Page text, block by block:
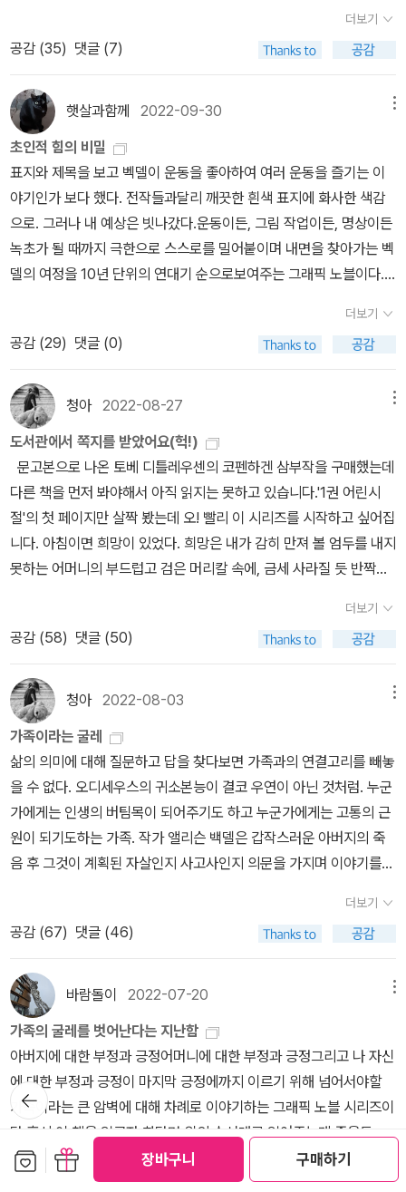
장바구니 구매하기
가 그리 길지 않음에도 서양 sf에 뒤지지 않는다는 점에서, 또 서양 sf
와는 다른 독자적인 성격을 갖고 있다는 점에서 인상적이었다. 1권은
중국의 역사, 특히 문화대혁명에 대해 다루고 있어 흥미로웠고 2권은
플롯과 스토리가 탄탄한 독립적인 소설로 봐도 무리가 없다. 2025년
시작해서 3권도 이미 읽었는데, 3권은 상상력의 한계를 뛰어넘고 또
뛰어넘는, 그럼에도 불구하고 과학적 논리와 근거가 (현대 물리학이
나 우주에 대한 지식이 많지는 않은 내가 보기에는) 탄탄하여 요즘 흔
치 않은 하드 sf로 손색이 없다고 생각한다. 시리즈임에도 각 권의 특
징이 달라 이런 점에서도 완성도가 높다고 느꼈다. 마지막 한 권은 정
아은 작가의 <전두환의 마지막 33년>이다. 이 책은 한국현대사에 대
한 지식을 정리해줬다는 점에서 유용했다. 그렇지만 이 책이 전두환
기술하며 그가 했던 일들에 맥락을 부여하는 데 지면을 많이 할애하
고 있어서, 그 사람의 내면을 내가 이렇게까지 자세하게 이해해야 하
나, 역사속의 한 인간이 아닌 괴물로 생각하고 싶다- 라는 생각도 했
었다. 그리고 그가 권력을 잃은 후 어떤 처분을 받았는가의 과정을 읽
는 것은 괴로운 일이었다. 그러나 2024년 12월에 일어난 일들을 보
니 영화 <서울의 봄>을 본 것처럼 이 책을 읽은 것도 나에게 한 번의
예행연습이었다는 생각이 들었고 새삼 고마웠다. 애정하는 작가님이
새 책을 준비하고 있었는데 갑작스레 사고사로 사망했다는 소식을 떠
나오기 직전 접했다. 충격적인 일이었고 자연스레 떠오르는 생각들이
있었지만 확인할 수 있는 것은 없기에 언젠가 출간될 유고작을 응원
하면서 기다리려고 한다.
그래서 방학동안 큰 딸도 이 영화를 패드로 볼 수 있었고 나도 틈틈히
영화를 볼 수 있었다.김다미 배우의 발랄함은 익히 알고 있었지만 전
소니와 변우석 배우는 처음 본 것 같아 이 아이들은 역할을 잘 맡으면
좀 뜨겠구나! 생각하며 검색을 했더니 어라? 신인이 아녔다.특히 변
우석 남자 배우는 2016년 <디어 마이 프렌즈>드라마에 조연으로 나
왔다는데 누구로 나왔던 건지? 전혀 기억 나지 않았다. 암튼 다 보고
나니 막내가 왜 자꾸만 가슴을 부여 잡고 애달파 했는지 알 것 같았다.
그래서 그동안 영화 이야기를 하고 싶어 못견뎌한 막내를 위해 내가
보며 느꼈던 내용을 딸아! 앉아봐! 솰라 솰라~ 얘길 했는데 이 녀석이
영혼 없이 건성으로 ˝네. 네˝하며 자꾸만 자리를 뜨려 했다. 그래서 다
시 앉혀서 ˝그래서 말인데..이 영화는 엄마가 보기엔 안미소의 삶이
불쌍하단 거다......˝ 라고 얘길 한참 하고 있으니 녀석은 잠깐 아이컨
더라.˝너 지금 뭐하는 거야? 영화 얘기 하고 싶다매?˝물으니... ˝아,
엄마가 나와 영 다른 감수성 방향으로 이야기하고, 넘 길게 얘길 하니
까 조금 당황스럽네요.˝..............띵.....뭐야??????그러곤 각본집이
나온 것 같던데 대사를 좀 읽어보고 싶으니 사달란다........띵띵........
암튼 그래서 주문한 책이다.각본집은 <헤어질 결심>이후로 두 번째
로 산 책이다.그러고 보니 헤결 각본집 아직도 안 읽었네?그 영화 혼
자 보고 와선 가슴이 터질 것 같았었는데,혹시 딸도 <소울 메이트>가
그런 영화였던가?싶어 책과 스틸 사진 굿즈도 함께 주문했다.책탑 사
진을 찍으려고 책을 찾으니 각본집이 없다. 사진만 있고...딸이 학교에
소하게 오셀로 파우치 하나다.지난 번에 얼핏 보니 캠핑 의자가 눈에
띄어 그걸 주문하려 했었는데 주문할 때 상품이 뜨질 않았다. 품절됐
나 보다.굿즈 <흄세> 이번 시즌5 는 ‘할머니라는 세계‘ 주제다.그래
서 책의 색감이나 표지 그림이 은은한가 보다?!!어쨌거나 8월은 이렇
게 주문이 끝나간다.아...아니구나.내일은 어제 주문한 알라딘 커피와
책 한 권(배송료 때문에 할 수 없이 주문한)이 진짜 마지막으로 온다.
> 조앤 디디온 <베들레헴을 향해 웅크리다>앤 코에트 <버자이너 오
르가슴 신화 The Myth of the Virginal Orgasm> - 실려있는 건
저항하다케이트 밀렛 <성 정치학>에이드리언 리치 <우리 죽은 자들
이 깨어날 때>수전 손택 <급진적 의지의 스타일> - <포르노그래피
적 상상력>수전 손택 <우울한 열정> - <매혹적인 파시즘>수전 손택
<On Women> - 페미니즘 성향의 에세이 7개가 수록되어 있음 : <
여성의 제3세계>, <매혹적인 파시즘>, 잡지들과의 인터뷰 (에이드
리언 리치와 대화한 것도 있다고) 시그리드 누네즈 <우리가 사는 방
식> 토니 모리슨 <가장 푸른 눈>에리카 종 <비행 공포>리타 메이 브
라운 <루비 프루트 정글> 마거릿 애트우드 <신탁받은 여자 Lady O
자>앤 섹스턴 <밤엔 더 용감하지> <저는 이곳에 있지 않을 거예요>
6장 사변 시, 사변 소설에이드리언 리치 <문턱 너머 저편> - <난파
선으로 잠수하기> <공동 언어를 향한 소망> 에이드리언 리치 <공통
언어를 향한 꿈> - <스물 한 편의 사랑 시> 에이드리언 리치 <우리
죽은 자들이 깨어날 때> - <우리 죽은 자들이 깨어날 때> <강제적
이성애와 레즈비언 존재>제임스 팁트리 주니어 (앨리스 브래들리 셸
던) <체체파리의 비법> - <보이지 않는 여자들> <접속된 소녀> <
체체파리의 비법> <휴스턴, 휴스턴, 들리는가>조애나 러스 <여성 인
간 Female Man>어슐러 르 귄 <어둠의 왼손> <정복하지 않은 사람
들> (오디오북, 조애나 러스 외 <혁명하는 여자들>에 포함)에이드리
언 리치 <공통 언어를 향한 꿈> - <엘비라 샤타예브를 위한 환상곡>
7장 자매들, 연결과 상처글로리아 스타이넘 <남자가 월경을 한다면>
이더>맥신 홍 킹스턴 <여전사> 주디 시카고 <디너파티> Judy Chi
cago, The Dinner Party – Smarthistory 8장 정체성 정치앤드
리아 드워킨 <포르노그래피>게일 루빈 <일탈>캐서린 맥키넌 <포르
노에 도전한다>글루리아 안살두아 <국경 지대>로빈 모건 <자매애
는 전 지구적이다>가야트리 차크라보티 스피박 <서발턴은 말할 수
있는가?>에이드리언 리치 <우리 죽은 자들이 깨어날 때> - <뿌리에
서 갈라지다>에이드리언 리치 <문턱 너머 저편> - <난세의 지도>토
니 모리슨 <빌러비드> 9장 상아탑 벽장의 안과 밖수전 팔루디 <백
래시>이브 코소프스키 세지윅 <남자들끼리> <벽장의 인식론> 주디
슨 <짧은 이야기들> - <실비아 플라스에 대하여> 크리스 크라우스
<나는 딕을 사랑한다 I Love Dick> 도나 해러웨이 <사이보그 선언
문>영화 <위험한 정사> 위험한 정사 (1987) - 왓챠피디아 (watch
a.com) 10장 구세대와 신세대수전 손택 <타인의 고통> 앨리슨 벡
델 <펀 홈> <당신 엄마 맞아?> <주목해야 할 다이크들> 이브 엔슬
러 <버자이너 모놀로그> <아버지의 사과 편지> 마사 누스바움 <타
인에 대한 연민>수잔 스트라이커 <트랜스젠더의 역사>앤드리아 롱
추 <피메일스>매기 넬슨 <아르고호의 모험가들> 11장 부활 클로디
아 랭킨 <시민: 미국의 서정시 Citizen: An American Lyric>케라
워커 <사라지다, 어린 흑인 여성의 거무스름한 넓적다리와 가슴 사이
에서 발생한 남북전쟁 역사 로맨스> (1994)Kara Walker. Gone:
An Historical Romance of a Civil War as It Occurred b'twee
고 신경과 의사에 뛰어난 필력으로 수많은 사람들의 선망을 샀다. 그
런 그가 연애도 결혼도 하지 않고 장기간 싱글로 보내는 모습에 대해
사람들은 눈이 높다,고만 생각했을 것이다. 아무도 그의 실제 성적 지
향에 의구심을 가지지 않았다.그는 죽기 몇 년 전에야 세상을 향해 커
밍아웃을 했고 그건 그의 마지막이자 처음으로 진지하게 사귄 연인
빌 헤이스에 기댄 바가 크다. 더 놀라운 사실은 그의 진지한 연애는 대
학생 때가 마지막이었다고 한다. 그는 자신의 성적 지향에 대해 오랜
시간 함구했고 억눌렀다. 비교적 동성애에 관대하고 열린 곳이라 여
겨지는 서구권에서도 그런 고백은 대단히 어렵다는 것을 보여준다.
사실 그의 커밍아웃은 고등학교 시절 어머니에게 이루어진 적이 있
다. 그러나 그의 의사 어머니의 반응은 대단히 차가웠다. 심지어,'너는
이 세상에 태어나지 말았어야 돼.'라고 아들에게 말함으로써 아들이
거의 육십 년 동안 자신의 성정체성을 억압하고 사랑을 포기하게까지
가 감히 성소수자의 어려움과 소외감에 공감한다고 말할 수 있을까.
조금이라도 그게 가능하다면 그건 올리버 색스에 기댄 바가 크다. 백
인 남성, 의사, 영국인, 저명한 작가의 타이틀을 가지고도 고백할 수
없었던 자신의 진짜에 대한 이야기는 듣는 것만으로도 그 힘겨움이
전해져 온다. 오늘날 우리 사회에는 ,외모, 인종, 성별, 직업, 학벌 등
여러 차별과 서열화의 위계가 작동한다. 모든 기준을 충족하기란 거
의 불가능하다. 어느 누구나 차별 받고 소외될 수밖에 없는 구역이 있
다. 심지어 여러 부분에서 다층적인 측면에서 약자로 소외되는 사람
자신의 약점이 될 수 있는 부분을 노출하는 데에는 대단히 큰 용기가
필요하다. 존재성을 노출하는 데에는 그럼에도 사랑받고 지지 받을
거라는 무한 긍정의 믿음이 필요하고 그건 사소한 것이 아니다. 인간
의 서열화 본능, 주류에 대한 집착성을 생각한다면 그런 사회가 단기
간에 올 것같진 않다. '우리 가족은 완전 엉터리였다.' 앨리슨 백델의
가족의 남에게 드러난 정상성을 교묘하게 비틀어 고백하는 은밀한 서
사를 담은 그래픽 노블이다. 우아한 영어 교사이자 조부 때부터 소유
해온 장례식장의 상속자인 아버지, 배우인 어머니들과 두 명의 남동
생들. 겉으로 봐서는 미국의 평범한 중산층 가정이다. 아니, 오히려 저
마다 예술적 재능을 가진 예술가들로 이루어진 특별한 가족이다. 어
느 누구 하나 약물 중독자도 지속적인 폭력도 일탈도 없다. 앨리슨의
대학 시절, 아버지의 급작스런 죽음은 사고사 같기도 하고 자살 같기
의 죽음을 나름대로 애도하는 과정이다. 아버지가 죽기 전에 어머니
는 이혼을 청구했고 앨리슨은 레즈비언이라고 커밍아웃을 한다. 그러
나 이 두 일격은 아버지에 대한 진정한 타격이 아니었다. 아버지는 게
이였다. 자신의 성적 지향을 숨긴 채(아내는 눈치챘다.) 이성애자인
것처럼 가정을 꾸리고 아이들을 낳은 것이다. 그가 지향했던 그 모든
우아함, 예술, 문학에 대한 사랑과 집착은 세상에 드러난 자신의 성적
정체성의 뒤안길에 대한 강박적인 보완이었을지도 모른다. 아버지와
앨리슨은 어린 시절 그리 가깝지 않았다. 오히려 아버지는 딸에게 거
의 무관심했고 때로는 폭력적이기도 했다. 그러나 딸이 성장하며 이
부녀는 놀라운 교감의 지점에서 만나게 된다. 아버지는 앨리슨이 남
더보기
공감 (35) 댓글 (7)
햇살과함께 2022-09-30
초인적 힘의 비밀
표지와 제목을 보고 벡델이 운동을 좋아하여 여러 운동을 즐기는 이
야기인가 보다 했다. 전작들과달리 깨끗한 흰색 표지에 화사한 색감
으로. 그러나 내 예상은 빗나갔다.운동이든, 그림 작업이든, 명상이든
녹초가 될 때까지 극한으로 스스로를 밀어붙이며 내면을 찾아가는 벡
델의 여정을 10년 단위의 연대기 순으로보여주는 그래픽 노블이다.
이 동성애자였으나 평생 커밍아웃하지 못한 채 생을 마감한 아버지에
대한, 아버지와의관계에 대한 이야기라면, 두번째 책 <당신 엄마 맞
아?>는 동성애자인 남편과 평생 살아온 엄마에 대한, 벡델 자신의심
리상담과 어우러진 엄마와의 관계에 대한 이야기이다. 세번째 책인 <
초인적힘의 비밀>은 벡델 자신의 내면과 육체에 오롯이 중심을 둔 이
야기라는 면에서 차이가 있다.<초인적 힘의 비밀>이 그래픽 노블의
측면에서 두 권의 전작과 다른 점은, 전작은 흑백 바탕에 단색의 채색
(1편은 탁한 푸른 빛, 2년은 탁한 자주 빛)을 음영의 차이만으로 표현
하여 책의 색감 자체가 어둠 속에 웅크린 심리를 묘사한 것 같다면, 이
책은 알록달록한 화려한 채색으로 표현하여 내용의 무거움을 상쇄하
고 밝고 긍정적인 기운을 불어넣어준다. 내지를 보면 덱벨과 동성 결
혼한 배우자인 화가 홀리 래 테일러가 채색 협업을 했다고 언급되어
있다(이 책 마지막에 등장하는 연인이다). 벡델이 내면을 찾아가는 작
수 있는 글과 그림, 색채의 조화를 보여주는 것 같다.이 책도 전작들과
마찬가지로 여러 작가들이 언급되어 있다. <펀 홈>에서는 아버지가
좋아하는 작가들(제임스 조이스, 알베르 까뮈, 스콧 피츠제럴드, 마르
셀푸르스트, 오스카 와일드 등)과 그들의 책이, <당신 엄마 맞아?>에
서는 벡델이 자신을 알아가기 위해읽는 정신분석 관련 책들과 버지니
아 울프, 실비아 플라즈, 에이드리언리치, 베티 프리단 등 여성작가 책
이 연결되어 있다. <초인적힘의 비밀>에는 윌리엄 워즈워스와 여동
생 도로시 월즈워스와 새무얼 테일러 콜리지의 관계(얼마 전에 읽은
슨과 마거릿 풀러(수전 손택의 희곡, <앨리스, 깨어나지 않는 영혼>
에 나온 반가운 이름)의 관계, 잭 케루악과 윌리엄 버로스 등의 우정
인듯, 우정을 초월한 듯한 관계들이 언급되어 있다. 이들의관계에 대
해서는 벡델이 말하고자 하는 부분이 정확히 이해가 되지는 않는데,
관련 책을 좀 더 읽어봐야하겠다.벡델은 운동으로 마치 스스로에게
벌을 주는 것 같다. 무엇이 이렇게 벡델을 극한으로몰아가는 것일까.
벡델은 내면을 단순하게 만들기 위해 육체를 지치게 하는 것일까.벡
델은 “끝까지 밀어붙이지 않으면 어떻게 될까?무슨 일이 일어날 것
같아?”라고 묻는 연인에게 “어… 나…는 존재할 가치가 없다?”라고
망설이며 말한다.그러나, 점차 깨닫는다. ‘인생을변화시킨다는 것. 변
화는 앞으로 나가간다는 뜻이고, 앞으로나아간다는 것 본질적으로 한
곳을 향하지. 무덤.’이라고'초월할 것은 초월할 것이 있다는 생각 뿐이
더보기
공감 (29) 댓글 (0)
청아2022-08-27
도서관에서 쪽지를 받았어요(헉!)
문고본으로 나온 토베 디틀레우센의 코펜하겐 삼부작을 구매했는데
다른 책을 먼저 봐야해서 아직 읽지는 못하고 있습니다.'1권 어린시
절'의 첫 페이지만 살짝 봤는데 오! 빨리 이 시리즈를 시작하고 싶어집
니다. 아침이면 희망이 있었다. 희망은 내가 감히 만져 볼 엄두를 내지
못하는 어머니의 부드럽고 검은 머리칼 속에, 금세 사라질 듯 반짝이
서'가 떠오르기도 하는 문장입니다. 3권 동시구매해야 북마크를 준다
고 해서 그렇게 했죠. 북마크는 소중하니까요~* 북마크 디자인은 책
표지랑 비슷합니다. 도서관에 다녀왔는데 한 남성으로부터 쪽지를 받
았습니다. 후...얼마만인지...(응?) 며칠전 나무님 서재에서 구경한 '예
술가의 서재'란 책을 보고 싶어서 갔는데요, 나무님이 말씀하신 것처
럼 책이 크고 무게도 꽤 나가더라구요. 서재사진 보는거 좋아해서 도
서관에 자리를 잡고 앉아 감상했습니다. 나무님 말씀처럼 입이 떡 벌
어지는 사진들이 가득이라 마음에 쏙 드는 사진 위주로 카메라에 담
았습니다. 소설이 아니니 이어폰으로 듣고 있던 음악을 계속 들으면
서 여유롭게 들여다 보고 있었던거죠. 그런데 제 뒤로 누군가 자꾸 왔
다갔다 하는 거예요. 신경이 쓰여서 힐끗 쳐다봤는데 한 남자분이 서
가에서 뭔가 찾고 계시는지 서성거리고 계셨어요. 한동안 자꾸 제 뒤
에서 그렇게 지나다니니 신경이 좀 쓰였습니다. 잠시 후 그 분이 제게
깜짝 놀랬죠. 쪽지에는 이렇게 쓰여 있었습니다. (사진은 ....저 밑
에......) 아 이것참....ㅋㅋㅋㅋㅋㅋㅋㅋㅋ 솔직히 이 쪽지를 건네받을
때 0.000001초 설렜습니다. '마치 버스에서 저 먼저 내려요.' 뭐 이
런거 있잖아요? 그런건줄...ㅋㅋㅋㅋㅋㅋ아니, 뭔가 문제가 있구나
싶은 마음도...그렇게 반반?이었던것 같네요. 아무튼 속으로는 그랬
지만 재빠르게 '어머! 몰랐어요. 죄송합니다. 알려주셔서 감사해요!'라
고 말했죠. 그때 잠시 그분과 눈이 마주쳤는데 20대 초반정도로 보이
는 훈훈한 눈빛의 소유자더군요. 질책하는 눈빛도 아니었고(제 생각,
실은 분노를 감추고 있었을 수도ㅋ)어찌됐든 책을 좋아하는 분일테니
더보기
공감 (58) 댓글 (50)
청아2022-08-03
가족이라는 굴레
삶의 의미에 대해 질문하고 답을 찾다보면 가족과의 연결고리를 빼놓
을 수 없다. 오디세우스의 귀소본능이 결코 우연이 아닌 것처럼. 누군
가에게는 인생의 버팀목이 되어주기도 하고 누군가에게는 고통의 근
원이 되기도하는 가족. 작가 앨리슨 백델은 갑작스러운 아버지의 죽
음 후 그것이 계획된 자살인지 사고사인지 의문을 가지며 이야기를
가꾸어진 집이라는 외관아래 자신의 성정체성을 숨기며 살았던 아버
지. 그는 가업을 물려받아 장의사를 하며 부업으로 고등학교에서 영
문학을 가르쳤다. Fun Home은 가족사업이었던 BECHDEL FUN
ERAL HOME을 가족들이 줄여부른 말.(묘하게 다의적인 의미가 되
었다.) 문학은 부녀를 그나마 긴밀하게 연결해주었던 도구임과 동시
에- 예를들면 스콧 피츠제럴드부터 마르셀 프루스트, 오스카 와일드
같은- 그런 아버지의 삶과 겹쳐져 그를 어느정도 이해할 수 있는 실마
리가 되어준다.행복한 가정은 모두 엇비슷하고, 불행한 가정은 불행
한 이유가 제각기 다르다.Happy families are all alike; every unh
appy family is unhappy in its own way.독단적인 아버지의 기세
에 눌려 어머니는 점점 생기를 잃어갔다. 그런 와중에도 세 자녀를 키
더보기
공감 (67) 댓글 (46)
바람돌이 2022-07-20
가족의 굴레를 벗어난다는 지난함
아버지에 대한 부정과 긍정어머니에 대한 부정과 긍정그리고 나 자신
에 대한 부정과 긍정이 마지막 긍정에까지 이르기 위해 넘어서야할
가족이라는 큰 암벽에 대해 차례로 이야기하는 그래픽 노블 시리즈이
다.혹시 이 책을 읽고자 한다면 위의 순서대로 읽어주는게 좋을듯....
(실제 발간된 순서이기도 하다)어떤 집이든 비밀스런 또는 남에게 말
하기 창피한 가족사 하나쯤 가지고 있겠지만 그걸 세상에 다 까발리
뒤로가
기